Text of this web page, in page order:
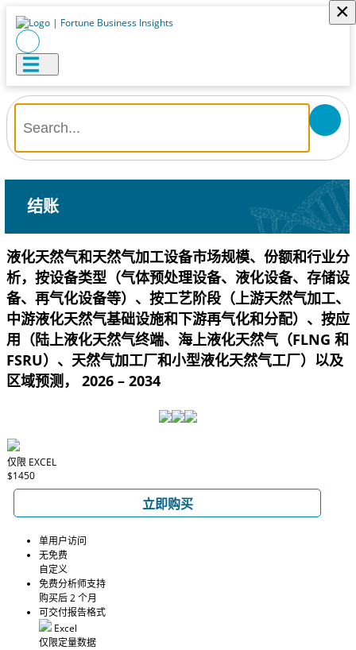
×
结账
液化天然气和天然气加工设备市场规模、份额和行业分
析，按设备类型（气体预处理设备、液化设备、存储设
备、再气化设备等）、按工艺阶段（上游天然气加工、
中游液化天然气基础设施和下游再气化和分配）、按应
用（陆上液化天然气终端、海上液化天然气（FLNG 和
FSRU）、天然气加工厂和小型液化天然气工厂）以及
区域预测， 2026 – 2034
仅限 EXCEL
$1450
立即购买
单用户访问
无免费
自定义
免费分析师支持
购买后 2 个月
可交付报告格式
Excel
仅限定量数据